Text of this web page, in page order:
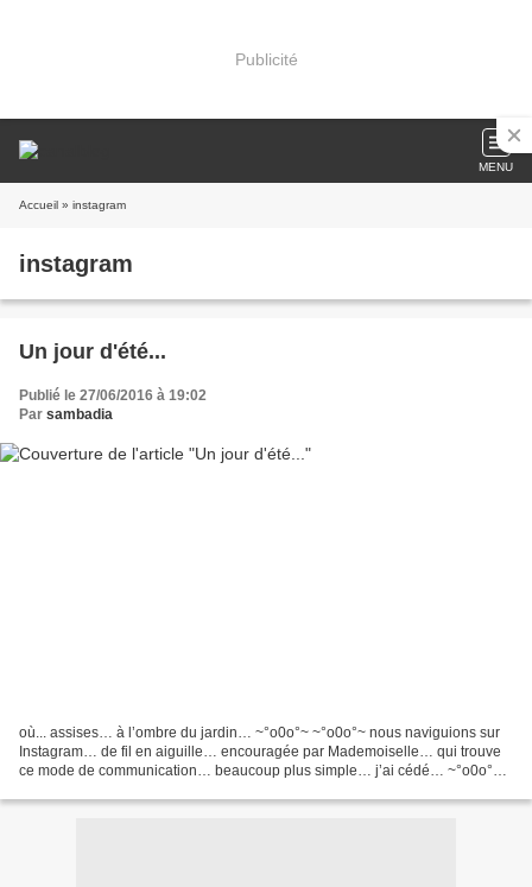
Publicité
MENU
Accueil » instagram
instagram
Un jour d'été...
Publié le 27/06/2016 à 19:02
Par sambadia
où... assises… à l’ombre du jardin… ~°o0o°~ ~°o0o°~ nous naviguions sur
Instagram… de fil en aiguille… encouragée par Mademoiselle… qui trouve
ce mode de communication… beaucoup plus simple… j’ai cédé… ~°o0o°~